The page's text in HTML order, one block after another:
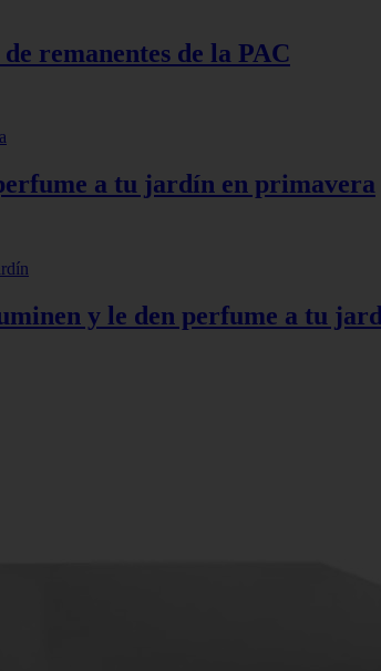
remanentes de la PAC
a tu jardín en primavera
y le den perfume a tu